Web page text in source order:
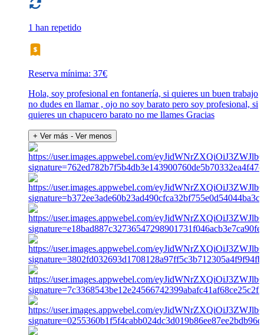
1 han repetido
Reserva mínima: 37€
Hola, soy profesional en fontanería, si quieres un buen trabajo
no dudes en llamar , ojo no soy barato pero soy profesional, si
quieres un chapucero barato no me llames Gracias
+ Ver más - Ver menos